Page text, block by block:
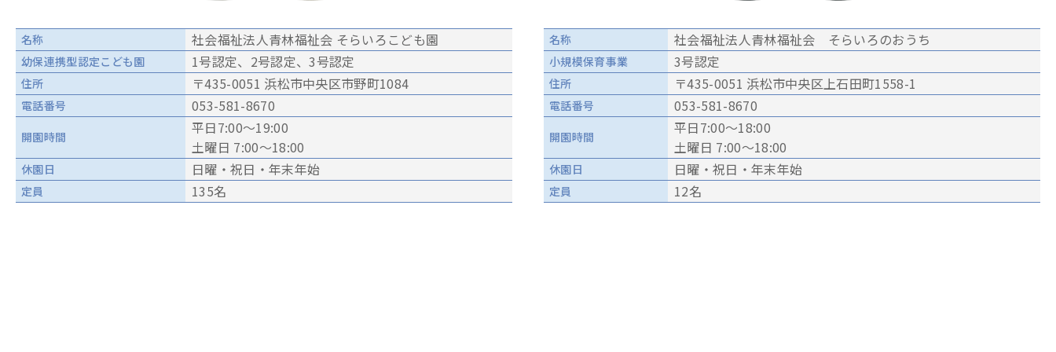
名称 社会福祉法人青林福祉会 そらいろこども園
幼保連携型認定こども園 1号認定、2号認定、3号認定
住所 〒435-0051 浜松市中央区市野町1084
電話番号 053-581-8670
開園時間
平日7:00～19:00
土曜日 7:00〜18:00
休園日 日曜・祝日・年末年始
定員 135名
名称 社会福祉法人青林福祉会 そらいろのおうち
小規模保育事業 3号認定
住所 〒435-0051 浜松市中央区上石田町1558-1
電話番号 053-581-8670
開園時間
平日7:00～18:00
土曜日 7:00〜18:00
休園日 日曜・祝日・年末年始
定員 12名